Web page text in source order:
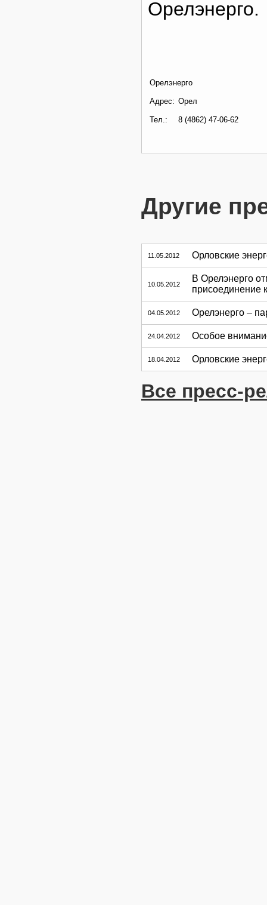
Орелэнерго.
Орелэнерго
Адрес: Орел
Тел.: 8 (4862) 47-06-62
Другие
11.05.2012 Орловские
10.05.2012
В Орелэнерго
присоединение
04.05.2012 Орелэнерго –
24.04.2012 Особое
18.04.2012 Орловские
Все пресс-